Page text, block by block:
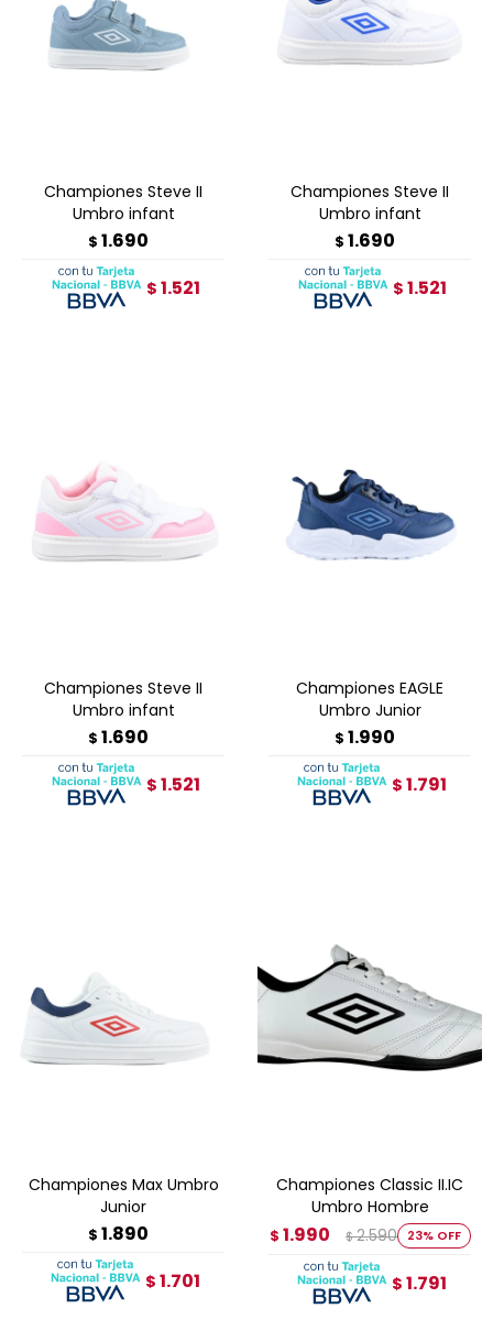
Championes Steve II
Umbro infant
$ 1.690
$ 1.521
Championes Steve II
Umbro infant
$ 1.690
$ 1.521
Championes Steve II
Umbro infant
$ 1.690
$ 1.521
Championes EAGLE
Umbro Junior
$ 1.990
$ 1.791
Championes Max Umbro
Junior
$ 1.890
$ 1.701
Championes Classic II.IC
Umbro Hombre
$ 1.990 $ 2.590 23
$ 1.791